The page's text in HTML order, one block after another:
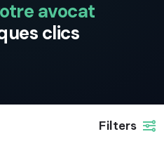
avocat
clics
Filters